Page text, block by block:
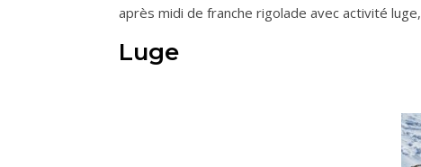
après midi de franche rigolade avec activité
Luge